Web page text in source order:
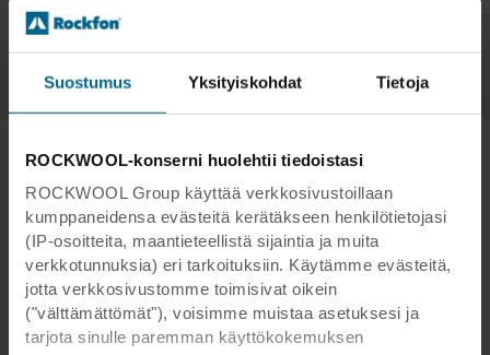
Suostumus Yksityiskohdat Tietoja
ROCKWOOL-konserni huolehtii tiedoistasi
ROCKWOOL Group käyttää verkkosivustoillaan
kumppaneidensa evästeitä kerätäkseen henkilötietojasi
(IP-osoitteita, maantieteellistä sijaintia ja muita
verkkotunnuksia) eri tarkoituksiin. Käytämme evästeitä,
jotta verkkosivustomme toimisivat oikein
("välttämättömät"), voisimme muistaa asetuksesi ja
tarjota sinulle paremman käyttökokemuksen
1/3